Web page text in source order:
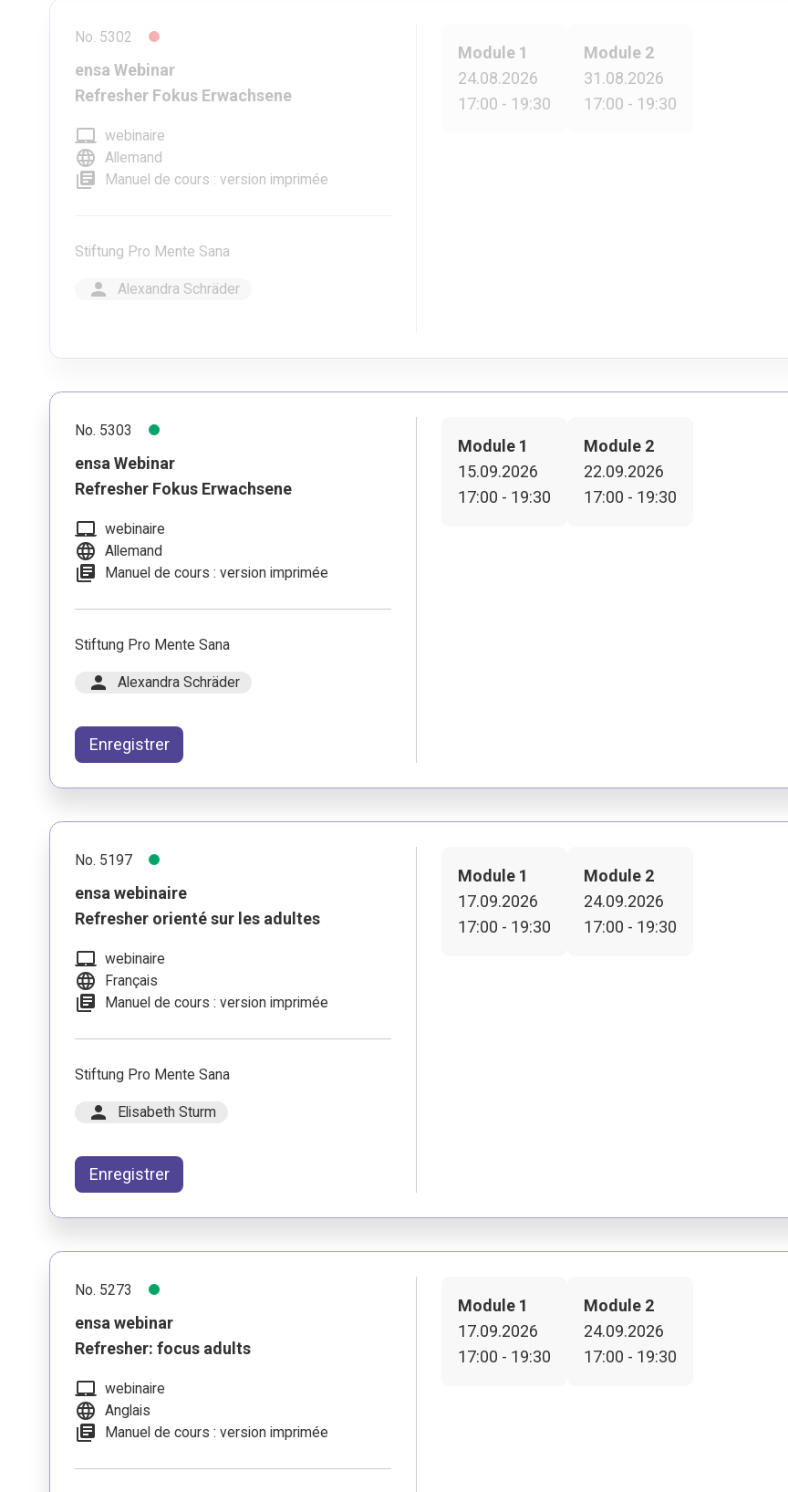
No. 5302
ensa Webinar
Refresher Fokus Erwachsene
laptop_mac webinaire
language Allemand
library_books Manuel de cours : version imprimée
Stiftung Pro Mente Sana
person Alexandra Schräder
Module 1
24.08.2026
17:00 - 19:30
Module 2
31.08.2026
17:00 - 19:30
No. 5303
ensa Webinar
Refresher Fokus Erwachsene
laptop_mac webinaire
language Allemand
library_books Manuel de cours : version imprimée
Stiftung Pro Mente Sana
person Alexandra Schräder
Enregistrer
Module 1
15.09.2026
17:00 - 19:30
Module 2
22.09.2026
17:00 - 19:30
No. 5197
ensa webinaire
Refresher orienté sur les adultes
laptop_mac webinaire
language Français
library_books Manuel de cours : version imprimée
Stiftung Pro Mente Sana
person Elisabeth Sturm
Enregistrer
Module 1
17.09.2026
17:00 - 19:30
Module 2
24.09.2026
17:00 - 19:30
No. 5273
ensa webinar
Refresher: focus adults
laptop_mac webinaire
language Anglais
library_books Manuel de cours : version imprimée
Module 1
17.09.2026
17:00 - 19:30
Module 2
24.09.2026
17:00 - 19:30